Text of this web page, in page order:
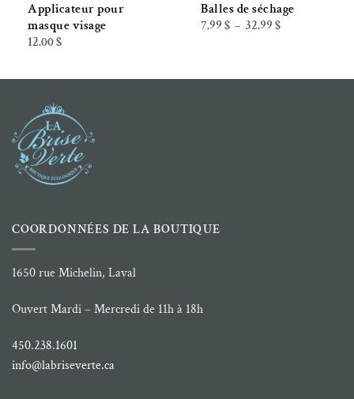
Applicateur pour
masque visage
12.00$
Balles de séchage
7.99 $ – 32.99 $Plage
COORDONNÉES DE LA BOUTIQUE
1650 rue Michelin, Laval
Ouvert Mardi – Mercredi de 11h à 18h
450.238.1601
info@labriseverte.ca